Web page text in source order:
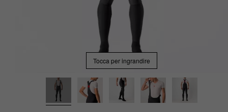
Tocca per ingrandire